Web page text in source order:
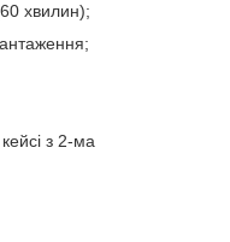
хвилин);
з 2-ма